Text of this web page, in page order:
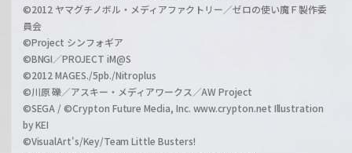
©2012 ヤマグチノボル・メディアファクトリー／ゼロの使い魔Ｆ製作委
員会
©Project シンフォギア
©BNGI／PROJECT iM@S
©2012 MAGES./5pb./Nitroplus
©川原 礫／アスキー・メディアワークス／AW Project
©SEGA / ©Crypton Future Media, Inc. www.crypton.net Illustration
by KEI
©VisualArt's/Key/Team Little Busters!